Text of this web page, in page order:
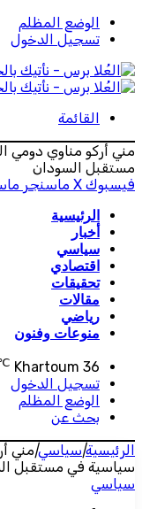
الوضع المظلم
تسجيل الدخول
القائمة
مني أركو مناوي دومي
مستقبل السودان
فيسبوك ‫X ماسنجر
الرئيسية
أخبار
سياسي
اقتصادي
تحقيقات
مقالات
رياضي
منوعات وفنون
Khartoum 36
تسجيل الدخول
الوضع المظلم
بحث عن
الرئيسية|سياسي|مني
سياسية في مستقبل
سياسي